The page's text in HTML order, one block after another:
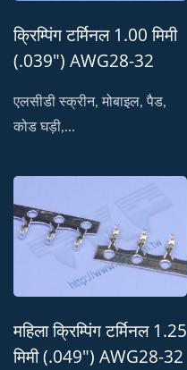
क्रिम्पिंग टर्मिनल 1.00 मिमी
(.039") AWG28-32
स्वीकार करता है।
एलसीडी स्क्रीन, मोबाइल, पैड,
कोड घड़ी,...
महिला क्रिम्पिंग टर्मिनल 1.25
मिमी (.049") AWG28-32